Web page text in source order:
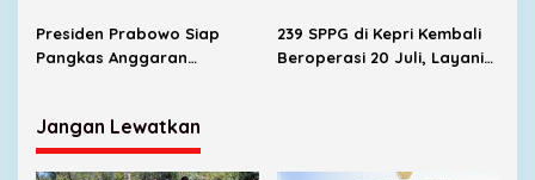
Paspor Termasuk 2
Dokumen Palsu
Tanjungpinang
Presiden Prabowo Siap
Pangkas Anggaran
239 SPPG di Kepri Kembali
Beroperasi 20 Juli, Layani
Jangan Lewatkan